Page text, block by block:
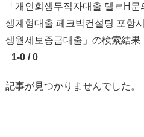
「개인회생무직자대출 탤ㄹH
생계형대출 페크박컨설팅 포항
생월세보증금대출」の検索結果
1-0 / 0
記事が見つかりませんでした。